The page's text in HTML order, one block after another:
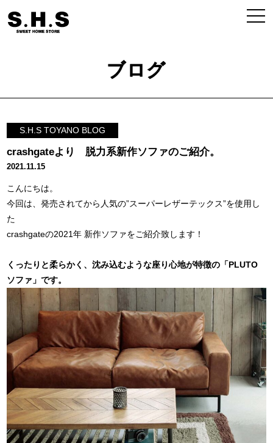
ブログ
S.H.S TOYANO BLOG
crashgateより 脱力系新作ソファのご紹介。
2021.11.15
こんにちは。
今回は、発売されてから人気の”スーパーレザーテックス”を使用し
た
crashgateの2021年 新作ソファをご紹介致します！
くったりと柔らかく、沈み込むような座り心地が特徴の「PLUTO
ソファ」です。